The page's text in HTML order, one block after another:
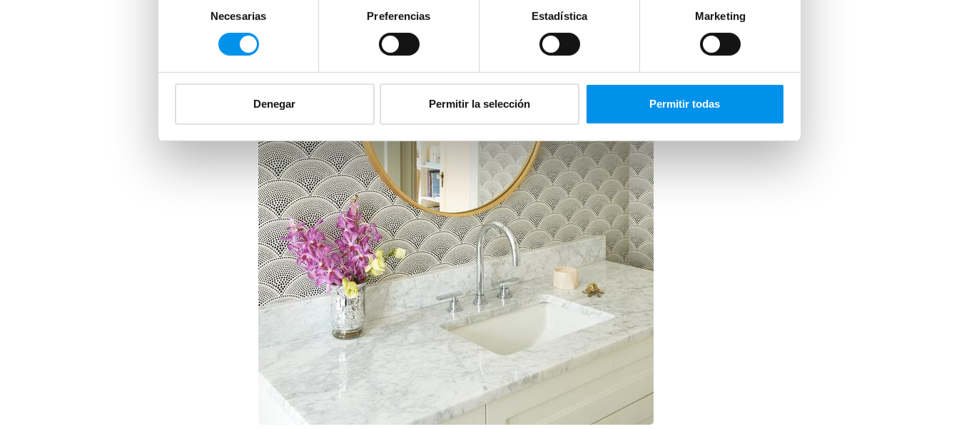
consentimiento
Necesarias Preferencias Estadística Marketing
Denegar Permitir la selección Permitir todas